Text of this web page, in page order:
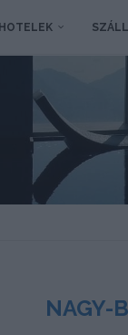
HOTELEK
NAGY-